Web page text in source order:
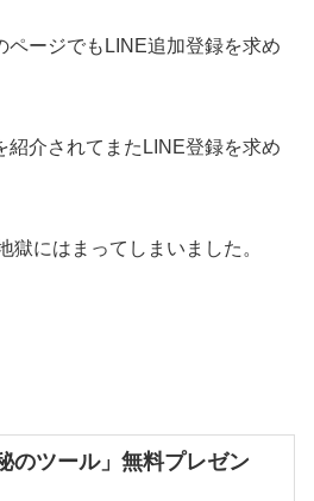
ページでもLINE追加登録を求め
紹介されてまたLINE登録を求め
獄にはまってしまいました。
のツール」無料プレゼン